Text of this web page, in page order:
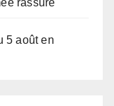
rassure
5 août en